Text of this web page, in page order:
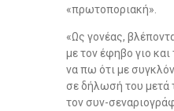
«πρωτοποριακή».
«Ως γονέας,
με τον έφηβο γιο
να πω ότι με
σε δήλωσή του μετά
τον συν-